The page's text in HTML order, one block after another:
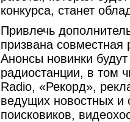
конкурса, станет
Привлечь
призвана
Анонсы новинки
радиостанции, в том
Radio, «Рекорд»,
ведущих новостных и
поисковиков,